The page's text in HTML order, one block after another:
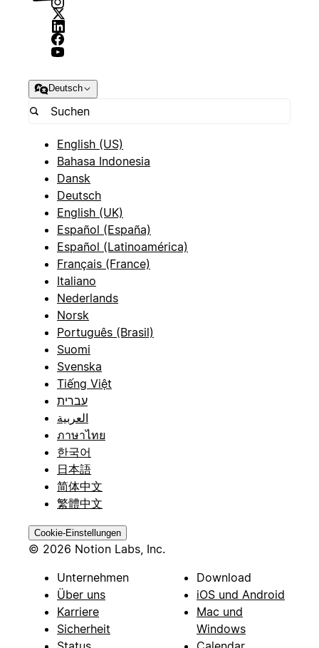
Deutsch
English (US)
Bahasa Indonesia
Dansk
Deutsch
English (UK)
Español (España)
Español (Latinoamérica)
Français (France)
Italiano
Nederlands
Norsk
Português (Brasil)
Suomi
Svenska
Tiếng Việt
עברית
العربية
ภาษาไทย
한국어
日本語
简体中文
繁體中文
Cookie-Einstellungen
© 2026 Notion Labs, Inc.
Unternehmen
Über uns
Karriere
Sicherheit
Download
iOS und Android
Mac und
Windows